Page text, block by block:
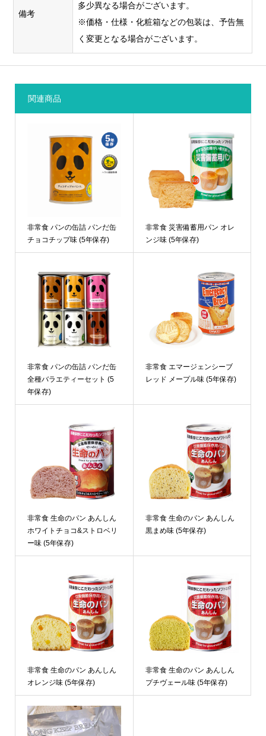
備考
多少異なる場合がございます。
※価格・仕様・化粧箱などの包装は、予告無
く変更となる場合がございます。
関連商品
非常食 パンの缶詰 パンだ缶
チョコチップ味 (5年保存)
非常食 災害備蓄用パン オレ
ンジ味 (5年保存)
非常食 パンの缶詰 パンだ缶
全種バラエティーセット (5
年保存)
非常食 エマージェンシーブ
レッド メープル味 (5年保存)
非常食 生命のパン あんしん
ホワイトチョコ&ストロベリ
ー味 (5年保存)
非常食 生命のパン あんしん
黒まめ味 (5年保存)
非常食 生命のパン あんしん
オレンジ味 (5年保存)
非常食 生命のパン あんしん
プチヴェール味 (5年保存)